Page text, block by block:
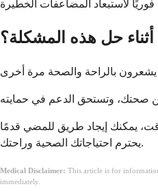
حل هذه المشكلة؟
يمكنك إيجاد طريق للمضي قدمًا
يحترم احتياجاتك الصحية وراحتك.
Medical Disclaimer: This article is for
immediately.